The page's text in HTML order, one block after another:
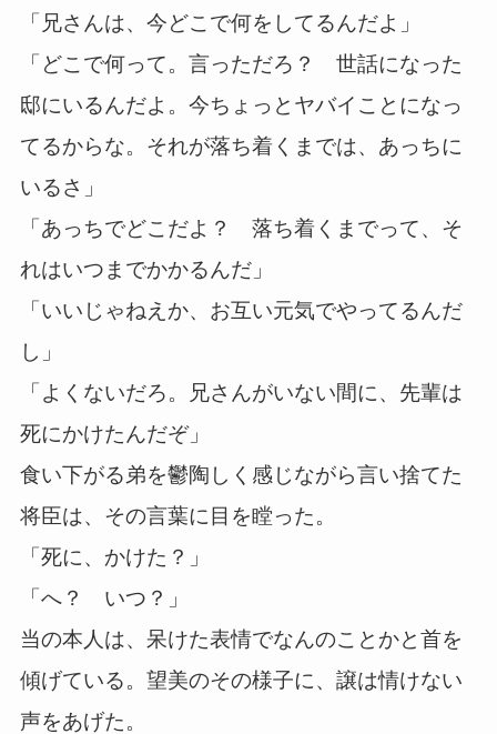
「兄さんは、今どこで何をしてるんだよ」
「どこで何って。言っただろ？ 世話になった
邸にいるんだよ。今ちょっとヤバイことになっ
てるからな。それが落ち着くまでは、あっちに
いるさ」
「あっちでどこだよ？ 落ち着くまでって、そ
れはいつまでかかるんだ」
「いいじゃねえか、お互い元気でやってるんだ
し」
「よくないだろ。兄さんがいない間に、先輩は
死にかけたんだぞ」
食い下がる弟を鬱陶しく感じながら言い捨てた
将臣は、その言葉に目を瞠った。
「死に、かけた？」
「へ？ いつ？」
当の本人は、呆けた表情でなんのことかと首を
傾げている。望美のその様子に、譲は情けない
声をあげた。